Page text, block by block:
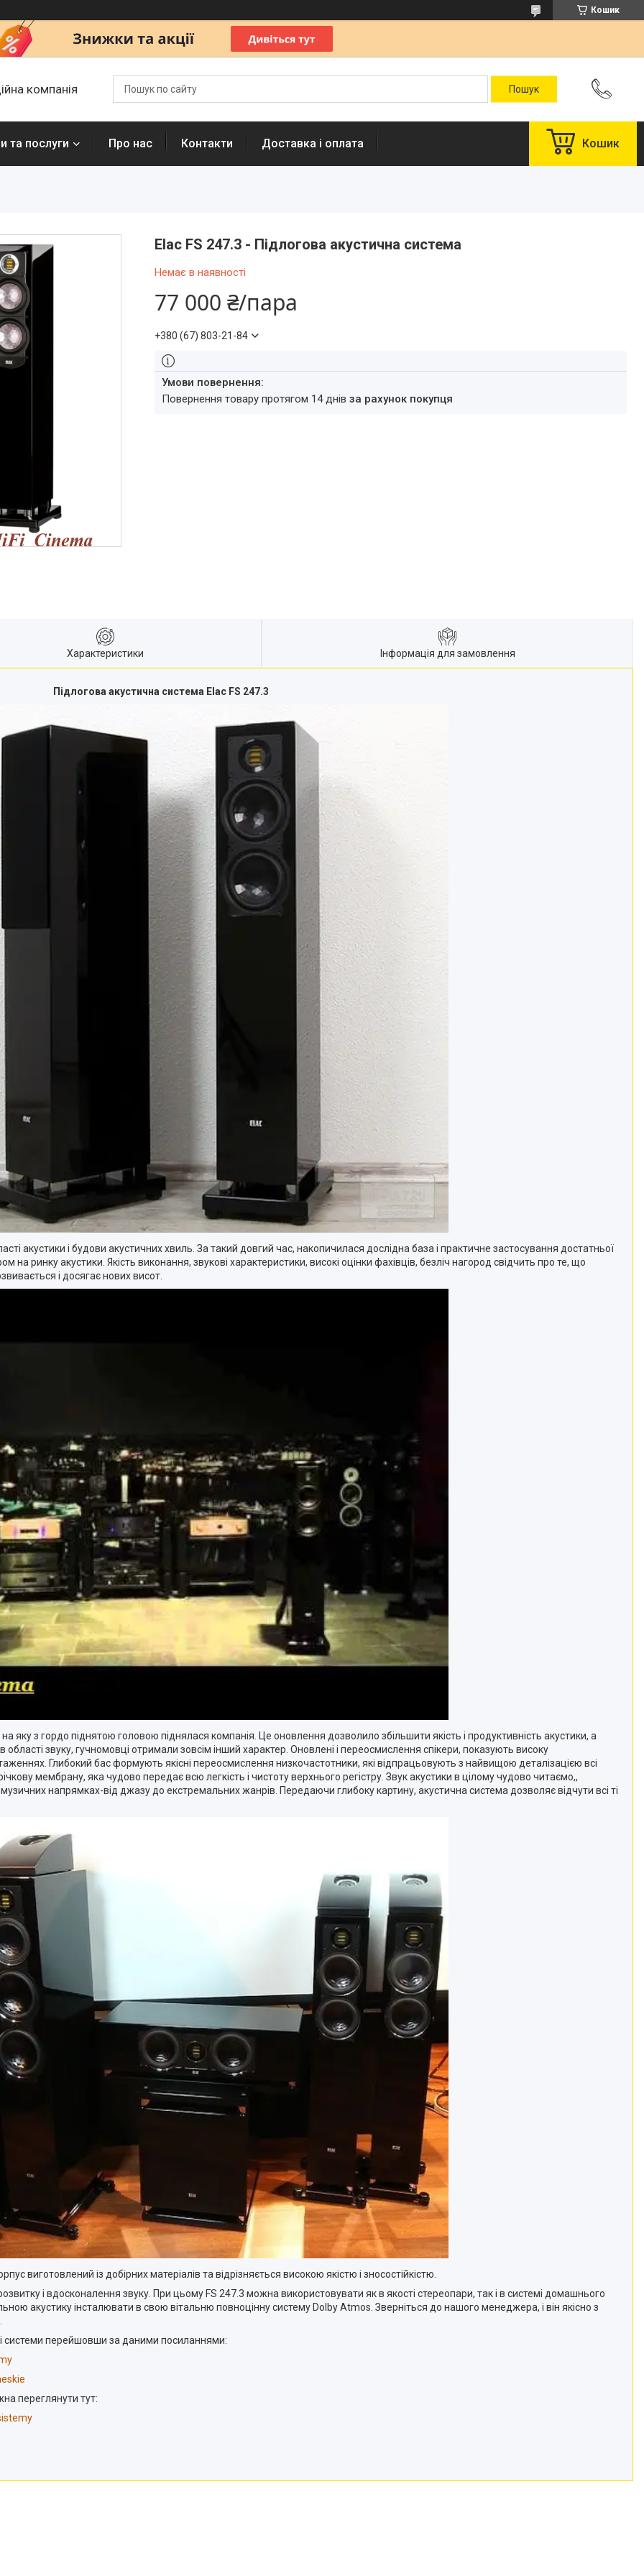
Кошик
компанія
та послуги Про нас Контакти Доставка і оплата Кошик
Elac FS 247.3 - Підлогова акустична система
Немає в наявності
77 000 ₴/пара
+380 (67) 803-21-84
повернення товару протягом 14 днів за рахунок покупця
Характеристики Інформація для замовлення
Підлогова акустична система Elac FS 247.3
акустики і будови акустичних хвиль. За такий довгий час, накопичилася дослідна база і практичне застосування достатньої
на ринку акустики. Якість виконання, звукові характеристики, високі оцінки фахівців, безліч нагород свідчить про те, що
і досягає нових висот.
яку з гордо піднятою головою піднялася компанія. Це оновлення дозволило збільшити якість і продуктивність акустики, а
області звуку, гучномовці отримали зовсім інший характер. Оновлені і переосмислення спікери, показують високу
Глибокий бас формують якісні переосмислення низкочастотники, які відпрацьовують з найвищою деталізацією всі
мембрану, яка чудово передає всю легкість і чистоту верхнього регістру. Звук акустики в цілому чудово читаємо,,
напрямках-від джазу до екстремальних жанрів. Передаючи глибоку картину, акустична система дозволяє відчути всі ті
із добірних матеріалів та відрізняється високою якістю і зносостійкістю.
і вдосконалення звуку. При цьому FS 247.3 можна використовувати як в якості стереопари, так і в системі домашнього
акустику інсталювати в свою вітальню повноцінну систему DolbyAtmos . Зверніться до нашого менеджера, і він якісно з
системи перейшовши за даними посиланнями:
переглянути тут: